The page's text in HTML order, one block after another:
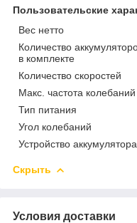
Пользовательские
Вес нетто
Количество
в комплекте
Количество скоростей
Макс. частота колебаний
Тип питания
Угол колебаний
Устройство аккумулятора
Скрыть
Условия доставки